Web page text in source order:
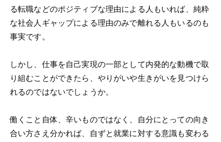
る転職などのポジティブな理由による人もいれば、純粋
な社会人ギャップによる理由のみで離れる人もいるのも
事実です。
しかし、仕事を自己実現の一部として内発的な動機で取
り組むことができたら、やりがいや生きがいを見つけら
れるのではないでしょうか。
働くこと自体、辛いものではなく、自分にとっての向き
合い方さえ分かれば、自ずと就業に対する意識も変わる